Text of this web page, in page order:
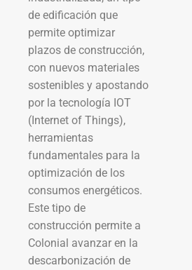
de edificación que
permite optimizar
plazos de construcción,
con nuevos materiales
sostenibles y apostando
por la tecnología IOT
(Internet of Things),
herramientas
fundamentales para la
optimización de los
consumos energéticos.
Este tipo de
construcción permite a
Colonial avanzar en la
descarbonización de